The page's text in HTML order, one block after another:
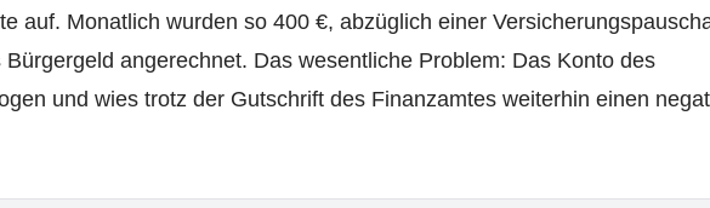
auf. Monatlich wurden so 400 €, abzüglich einer
angerechnet. Das wesentliche Problem: Das Konto des
und wies trotz der Gutschrift des Finanzamtes weiterhin einen